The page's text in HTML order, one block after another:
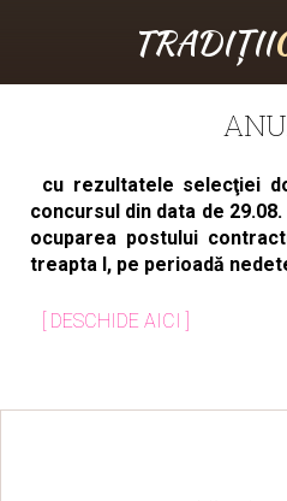
TRADIȚII
cu rezultatele selecţiei
concursul din data de
ocuparea postului
treapta I, pe perioadă
[ DESCHIDE AICI ]